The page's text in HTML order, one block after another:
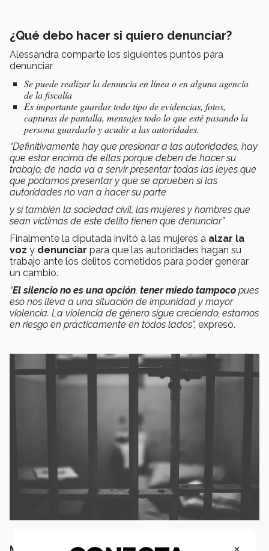
¿Qué debo hacer si quiero denunciar?
Alessandra comparte los siguientes puntos para
denunciar
Se puede realizar la denuncia en línea o en alguna agencia
de la fiscalía
Es importante guardar todo tipo de evidencias, fotos,
capturas de pantalla, mensajes todo lo que esté pasando la
persona guardarlo y acudir a las autoridades.
“Definitivamente hay que presionar a las autoridades, hay
que estar encima de ellas porque deben de hacer su
trabajo, de nada va a servir presentar todas las leyes que
que podamos presentar y que se aprueben si las
autoridades no van a hacer su parte
y sí también la sociedad civil, las mujeres y hombres que
sean víctimas de este delito tienen que denunciar”
Finalmente la diputada invitó a las mujeres a alzar la
voz y denunciar para que las autoridades hagan su
trabajo ante los delitos cometidos para poder generar
un cambio.
“El silencio no es una opción, tener miedo tampoco pues
eso nos lleva a una situación de impunidad y mayor
violencia. La violencia de género sigue creciendo, estamos
en riesgo en prácticamente en todos lados”, expresó.